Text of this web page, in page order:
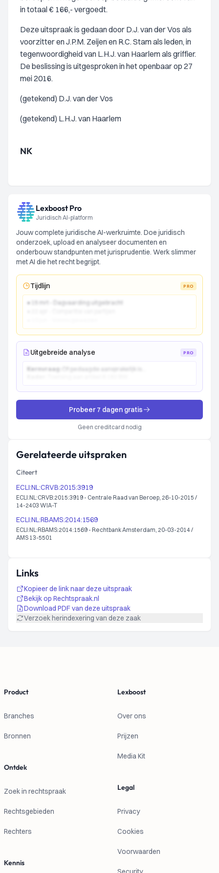
in totaal € 166,- vergoedt.
Deze uitspraak is gedaan door D.J. van der Vos als
voorzitter en J.P.M. Zeijen en R.C. Stam als leden, in
tegenwoordigheid van L.H.J. van Haarlem als griffier.
De beslissing is uitgesproken in het openbaar op 27
mei 2016.
(getekend) D.J. van der Vos
(getekend) L.H.J. van Haarlem
NK
Lexboost Pro
Juridisch AI-platform
Jouw complete juridische AI-werkruimte. Doe juridisch
onderzoek, upload en analyseer documenten en
onderbouw standpunten met jurisprudentie. Werk slimmer
met AI die het recht begrijpt.
Tijdlijn PRO
● 15 mrt - Dagvaarding uitgebracht
Uitgebreide analyse PRO
Kernvraag:
Probeer 7 dagen gratis
Geen creditcard nodig
Gerelateerde uitspraken
Citeert
ECLI:NL:CRVB:2015:3919
ECLI:NL:CRVB:2015:3919 - Centrale Raad van Beroep, 26-10-2015 /
14-2403 WIA-T
ECLI:NL:RBAMS:2014:1569
ECLI:NL:RBAMS:2014:1569 - Rechtbank Amsterdam, 20-03-2014 /
AMS 13-5501
Links
Kopieer de link naar deze uitspraak
Bekijk op Rechtspraak.nl
Download PDF van deze uitspraak
Verzoek herindexering van deze zaak
Product
Branches
Bronnen
Ontdek
Zoek in rechtspraak
Rechtsgebieden
Rechters
Kennis
Lexboost
Over ons
Prijzen
Media Kit
Legal
Privacy
Cookies
Voorwaarden